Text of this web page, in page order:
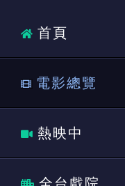
首頁
電影總覽
熱映中